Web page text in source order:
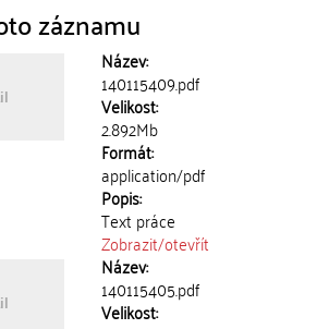
záznamu
Název:
140115409.pdf
Velikost:
2.892Mb
Formát:
application/pdf
Popis:
Text práce
Zobrazit/otevřít
Název:
140115405.pdf
Velikost: